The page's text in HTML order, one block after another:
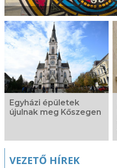
Egyházi épületek
újulnak meg Kőszegen
VEZETŐ HÍREK